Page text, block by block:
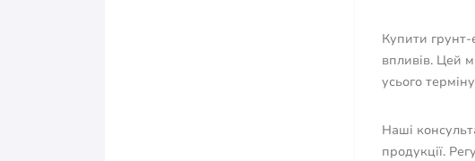
Купити грунт-
впливів. Цей
усього
Наші
продукції.